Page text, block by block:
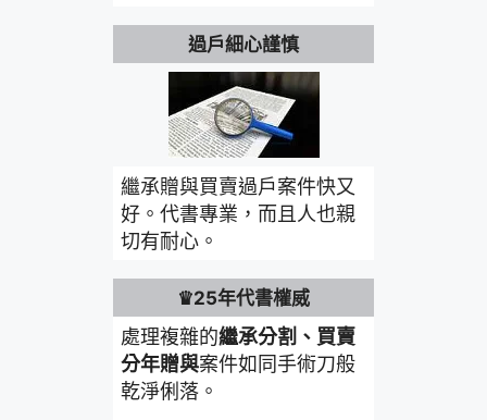
過戶細心謹慎
繼承贈與買賣過戶案件快又
好。代書專業，而且人也親
切有耐心。
♛25年代書權威
處理複雜的繼承分割、買賣
分年贈與案件如同手術刀般
乾淨俐落。